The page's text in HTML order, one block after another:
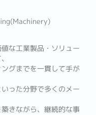
な工業製品・ソリュー
グまでを一貫して手が
った分野で多くのメー
きながら、継続的な事